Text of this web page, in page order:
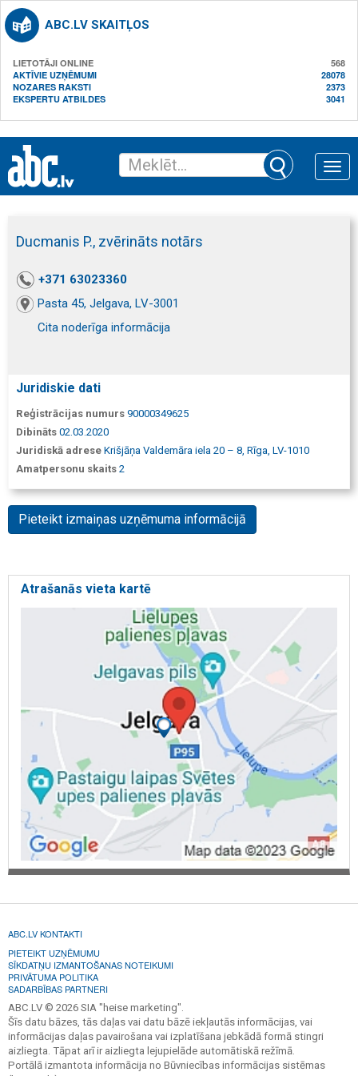
ABC.LV SKAITĻOS
LIETOTĀJI ONLINE
568
AKTĪVIE UZŅĒMUMI
28078
NOZARES RAKSTI
2373
EKSPERTU ATBILDES
3041
Toggle
Ducmanis P., zvērināts notārs
+371 63023360
Pasta 45, Jelgava, LV-3001
Cita noderīga informācija
Juridiskie dati
Reģistrācijas numurs 90000349625
Dibināts 02.03.2020
Juridiskā adrese Krišjāņa Valdemāra iela 20 – 8, Rīga, LV-1010
Amatpersonu skaits 2
Pieteikt izmaiņas uzņēmuma informācijā
Atrašanās vieta kartē
ABC.LV KONTAKTI
PIETEIKT UZŅĒMUMU
SĪKDATŅU IZMANTOŠANAS NOTEIKUMI
PRIVĀTUMA POLITIKA
SADARBĪBAS PARTNERI
ABC.LV © 2026 SIA "heise marketing".
Šīs datu bāzes, tās daļas vai datu bāzē iekļautās informācijas, vai
informācijas daļas pavairošana vai izplatīšana jebkādā formā stingri
aizliegta. Tāpat arī ir aizliegta lejupielāde automātiskā režīmā.
Portālā izmantota informācija no Būvniecības informācijas sistēmas